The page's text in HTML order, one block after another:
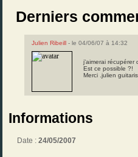
Derniers
Julien Ribeill - le 04/06/07 à 14:32
j’aimerai
Est ce possible ?!
Merci .julien
Informations
Date :24/05/2007